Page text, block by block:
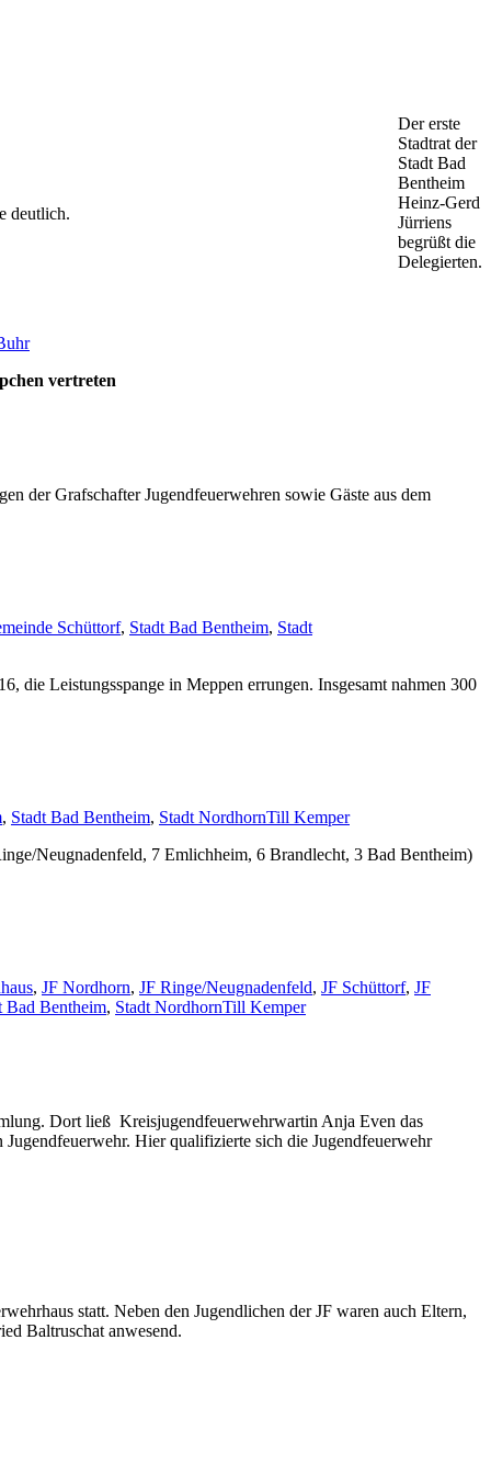
Der erste
Stadtrat der
Stadt Bad
Bentheim
Heinz-Gerd
Jürriens
begrüßt die
Delegierten.
deutlich.
vertreten
der Grafschafter Jugendfeuerwehren sowie Gäste aus dem
Schüttorf, Stadt Bad Bentheim, Stadt
die Leistungsspange in Meppen errungen. Insgesamt nahmen 300
, Stadt Bad Bentheim, Stadt NordhornTill Kemper
Neugnadenfeld, 7 Emlichheim, 6 Brandlecht, 3 Bad Bentheim)
, JF Nordhorn, JF Ringe/Neugnadenfeld, JF Schüttorf, JF
Bad Bentheim, Stadt NordhornTill Kemper
Dort ließ Kreisjugendfeuerwehrwartin Anja Even das
Hier qualifizierte sich die Jugendfeuerwehr
statt. Neben den Jugendlichen der JF waren auch Eltern,
Baltruschat anwesend.